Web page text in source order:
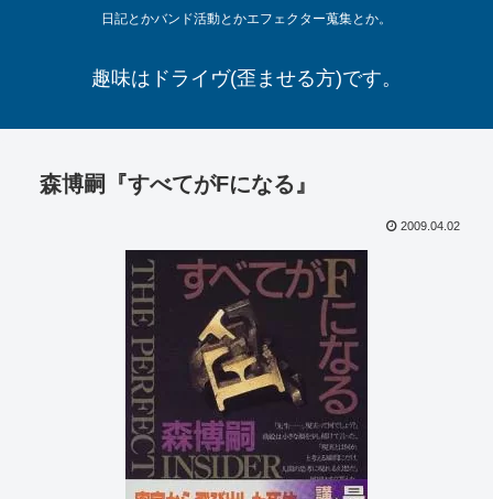
日記とかバンド活動とかエフェクター蒐集とか。
趣味はドライヴ(歪ませる方)です。
森博嗣『すべてがFになる』
2009.04.02